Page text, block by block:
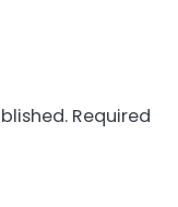
Required